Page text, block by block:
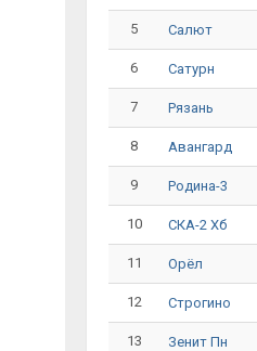
5 Салют
6 Сатурн
7 Рязань
8 Авангард
9 Родина-3
10 СКА-2 Хб
11 Орёл
12 Строгино
13 Зенит Пн